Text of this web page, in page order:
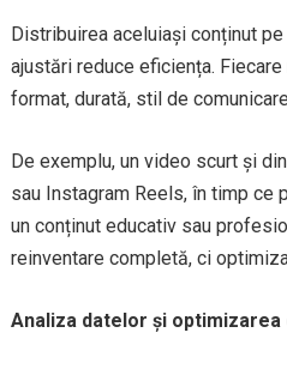
Distribuirea aceluiași conținut
ajustări reduce eficiența.
format, durată, stil de
De exemplu, un video scurt și
sau Instagram Reels, în timp ce
un conținut educativ sau
reinventare completă, ci
Analiza datelor și optimizarea